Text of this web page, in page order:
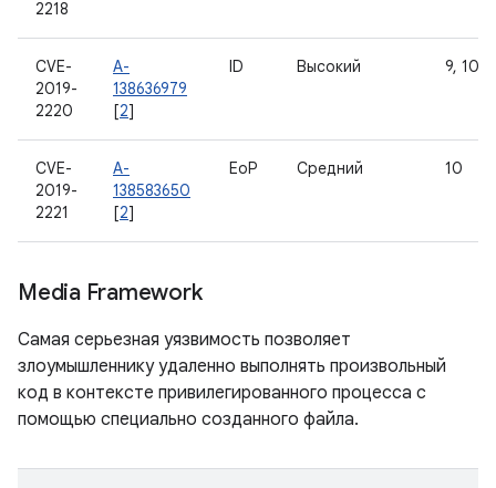
2218
CVE-
2019-
2220
A-
138636979
[2]
ID Высокий 9, 10
CVE-
2019-
2221
A-
138583650
[2]
EoP Средний 10
Media Framework
Самая серьезная уязвимость позволяет
злоумышленнику удаленно выполнять произвольный
код в контексте привилегированного процесса с
помощью специально созданного файла.